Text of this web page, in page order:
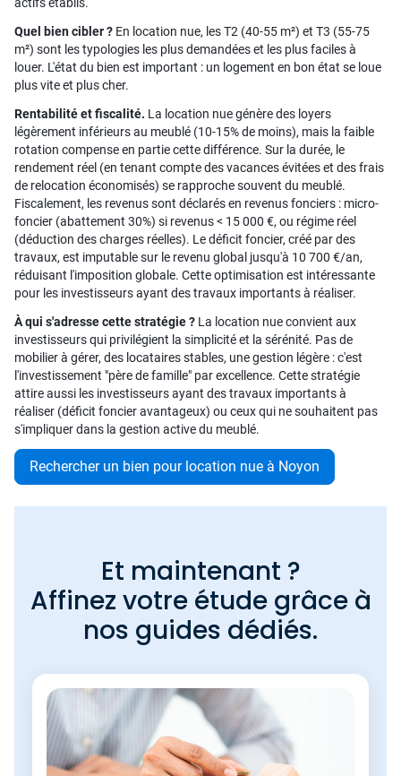
Quel bien cibler ? En location nue, les T2 (40-55 m²) et T3 (55-75
m²) sont les typologies les plus demandées et les plus faciles à
louer. L'état du bien est important : un logement en bon état se loue
plus vite et plus cher.
Rentabilité et fiscalité. La location nue génère des loyers
légèrement inférieurs au meublé (10-15% de moins), mais la faible
rotation compense en partie cette différence. Sur la durée, le
rendement réel (en tenant compte des vacances évitées et des frais
de relocation économisés) se rapproche souvent du meublé.
Fiscalement, les revenus sont déclarés en revenus fonciers : micro-
foncier (abattement 30%) si revenus < 15 000 €, ou régime réel
(déduction des charges réelles). Le déficit foncier, créé par des
travaux, est imputable sur le revenu global jusqu'à 10 700 €/an,
réduisant l'imposition globale. Cette optimisation est intéressante
pour les investisseurs ayant des travaux importants à réaliser.
À qui s'adresse cette stratégie ? La location nue convient aux
investisseurs qui privilégient la simplicité et la sérénité. Pas de
mobilier à gérer, des locataires stables, une gestion légère : c'est
l'investissement "père de famille" par excellence. Cette stratégie
attire aussi les investisseurs ayant des travaux importants à
réaliser (déficit foncier avantageux) ou ceux qui ne souhaitent pas
s'impliquer dans la gestion active du meublé.
Rechercher un bien pour location nue à Noyon
Et maintenant ?
Affinez votre étude grâce à
nos guides dédiés.